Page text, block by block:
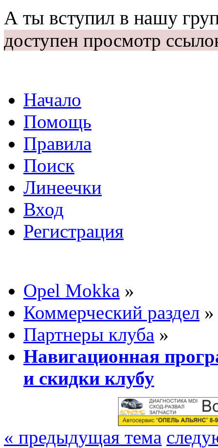
А ты вступил в нашу
доступен просмотр
Начало
Помощь
Правила
Поиск
Линеечки
Вход
Регистрация
Opel Mokka »
Коммерческий раздел »
Партнеры клуба »
Навигационная
и скидки клубу
« предыдущая тема